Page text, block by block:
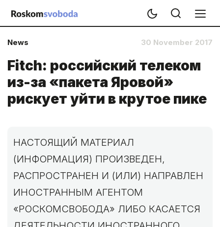
News 30 November 2017
Fitch: российский телеком
из-за «пакета Яровой»
рискует уйти в крутое пике
НАСТОЯЩИЙ МАТЕРИАЛ
(ИНФОРМАЦИЯ) ПРОИЗВЕДЕН,
РАСПРОСТРАНЕН И (ИЛИ) НАПРАВЛЕН
ИНОСТРАННЫМ АГЕНТОМ
«РОСКОМСВОБОДА» ЛИБО КАСАЕТСЯ